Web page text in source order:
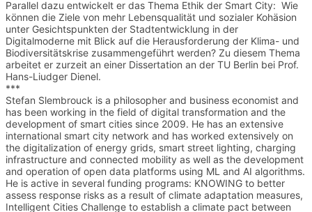
Parallel dazu entwickelt er das Thema Ethik der Smart City:  Wie
können die Ziele von mehr Lebensqualität und sozialer Kohäsion
unter Gesichtspunkten der Stadtentwicklung in der
Digitalmoderne mit Blick auf die Herausforderung der Klima- und
Biodiversitätskrise zusammengeführt werden? Zu diesem Thema
arbeitet er zurzeit an einer Dissertation an der TU Berlin bei Prof.
Hans-Liudger Dienel.
***
Stefan Slembrouck is a philosopher and business economist and
has been working in the field of digital transformation and the
development of smart cities since 2009. He has an extensive
international smart city network and has worked extensively on
the digitalization of energy grids, smart street lighting, charging
infrastructure and connected mobility as well as the development
and operation of open data platforms using ML and AI algorithms.
He is active in several funding programs: KNOWING to better
assess response risks as a result of climate adaptation measures,
Intelligent Cities Challenge to establish a climate pact between